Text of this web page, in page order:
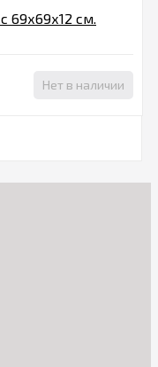
69х69х12 см.
Нет в наличии